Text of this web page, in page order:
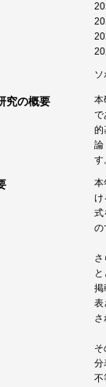
ソ
究の概要
本
で
的
論
す
本
式
の
掲
表
さ
分
不